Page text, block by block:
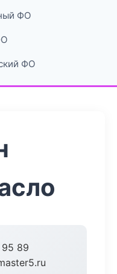
ФО
ФО
89